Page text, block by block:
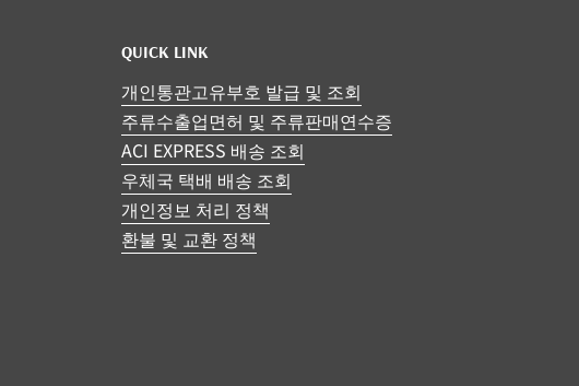
QUICK LINK
개인통관고유부호 발급 및 조회
주류수출업면허 및 주류판매연수증
ACI EXPRESS 배송 조회
우체국 택배 배송 조회
개인정보 처리 정책
환불 및 교환 정책